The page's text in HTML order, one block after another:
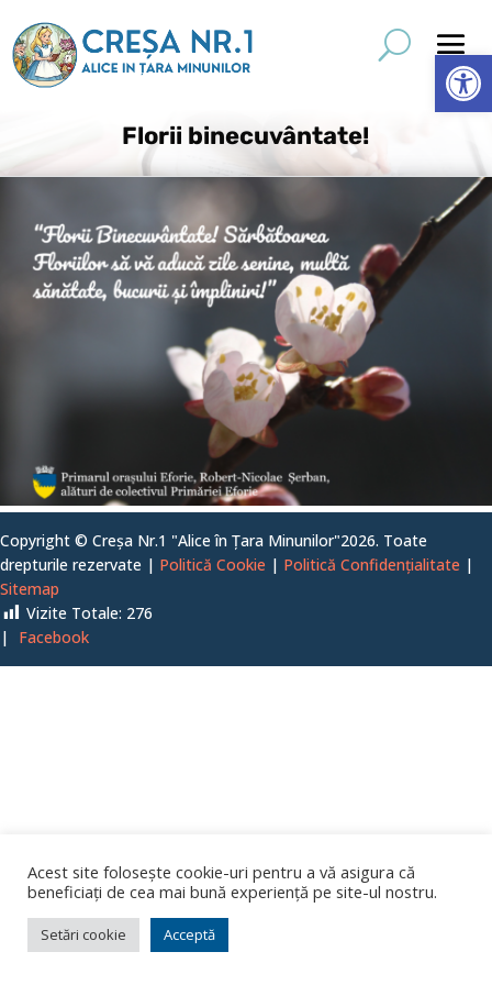
Florii binecuvântate!
Copyright © Creșa Nr.1 "Alice în Țara Minunilor"2026. Toate
drepturile rezervate | Politică Cookie | Politică Confidențialitate |
Sitemap
Vizite Totale: 276
|
Facebook
Acest site folosește cookie-uri pentru a vă asigura că
beneficiați de cea mai bună experiență pe site-ul nostru.
Setări cookie Acceptă